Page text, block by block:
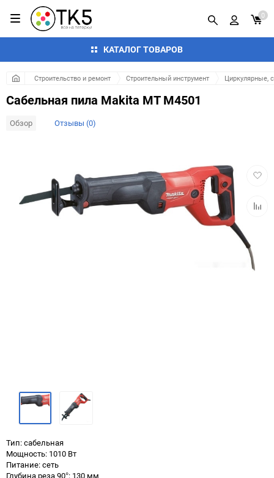
КАТАЛОГ ТОВАРОВ
0
Строительство и ремонт Строительный инструмент Циркулярные,
Сабельная пила Makita MT M4501
Обзор Отзывы (0)
Тип: сабельная
Мощность: 1010 Вт
Питание: сеть
Глубина реза 90°: 130 мм